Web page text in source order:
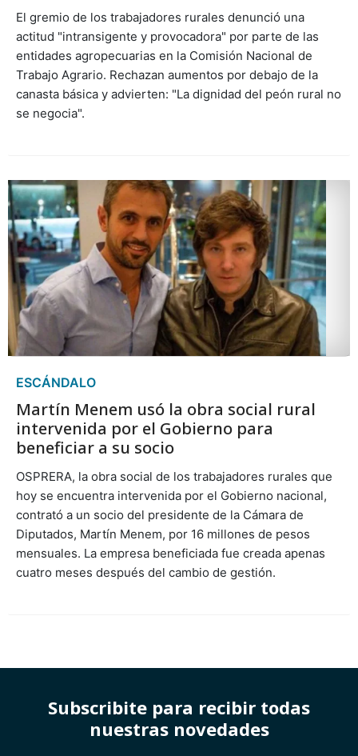
El gremio de los trabajadores rurales denunció una
actitud "intransigente y provocadora" por parte de las
entidades agropecuarias en la Comisión Nacional de
Trabajo Agrario. Rechazan aumentos por debajo de la
canasta básica y advierten: "La dignidad del peón rural no
se negocia".
ESCÁNDALO
Martín Menem usó la obra social rural
intervenida por el Gobierno para
beneficiar a su socio
OSPRERA, la obra social de los trabajadores rurales que
hoy se encuentra intervenida por el Gobierno nacional,
contrató a un socio del presidente de la Cámara de
Diputados, Martín Menem, por 16 millones de pesos
mensuales. La empresa beneficiada fue creada apenas
cuatro meses después del cambio de gestión.
Subscribite para recibir todas
nuestras novedades